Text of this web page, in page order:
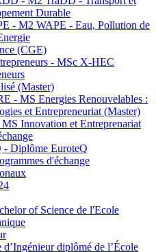
Durable
- M2 WAPE - Eau, Pollution de
(CGE)
- MSc X-HEC
(Master)
- MS Energies Renouvelables :
et Entrepreneuriat (Master)
Innovation et Entreprenariat
- Diplôme EuroteQ
d'échange
of Science de l'Ecole
diplômé de l’École